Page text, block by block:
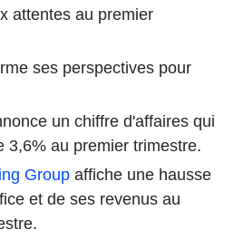
attentes au premier
ses perspectives pour
un chiffre d'affaires qui
3,6% au premier trimestre.
Group affiche une hausse
et de ses revenus au